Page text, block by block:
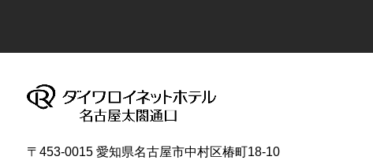
〒453-0015 愛知県名古屋市中村区椿町18-10